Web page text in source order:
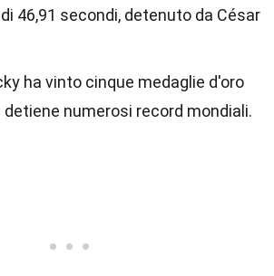
46,91 secondi, detenuto da César
ha vinto cinque medaglie d'oro
detiene numerosi record mondiali.